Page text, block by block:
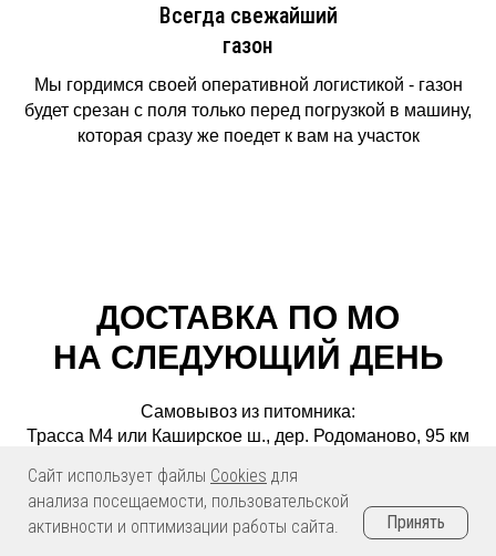
Сайт использует файлы Cookies для
анализа посещаемости, пользовательской
активности и оптимизации работы сайта.
Принять
Всегда свежайший
газон
Мы гордимся своей оперативной логистикой - газон
будет срезан с поля только перед погрузкой в машину,
которая сразу же поедет к вам на участок
ДОСТАВКА ПО МО
НА СЛЕДУЮЩИЙ ДЕНЬ
Самовывоз из питомника:
Трасса М4 или Каширское ш., дер. Родоманово, 95 км